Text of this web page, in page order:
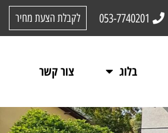
053-7740201 לקבלת הצעת מחיר
בלוג צור קשר